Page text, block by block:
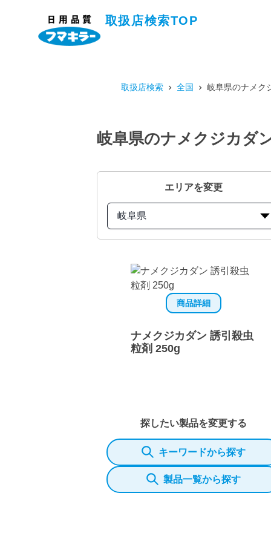
取扱店検索TOP
取扱店検索 全国 岐阜県のナメク
岐阜県のナメクジカダ
エリアを変更
岐阜県
商品詳細
ナメクジカダン 誘引殺虫
粒剤 250g
探したい製品を変更する
キーワードから探す
製品一覧から探す